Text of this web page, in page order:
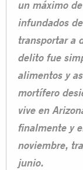
un máximo
infundados
transportar a
delito fue
alimentos y
mortífero
vive en
finalmente y
noviembre,
junio.